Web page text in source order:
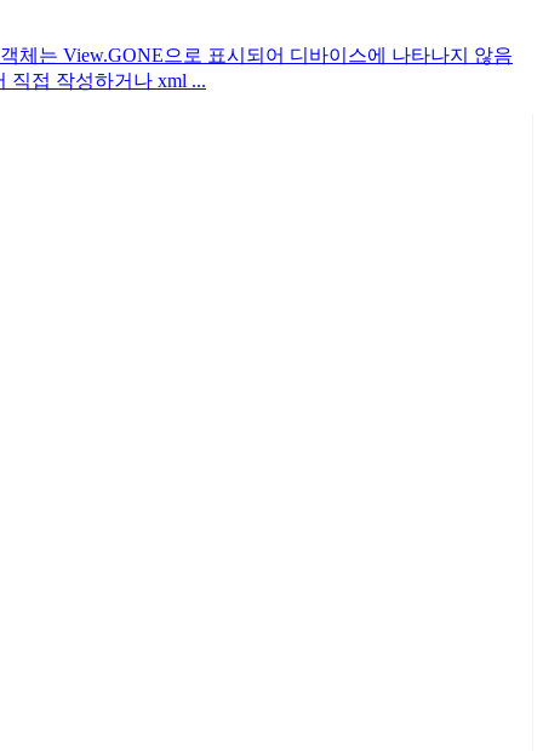
체는 View.GONE으로 표시되어 디바이스에 나타나지 않음
직접 작성하거나 xml ...